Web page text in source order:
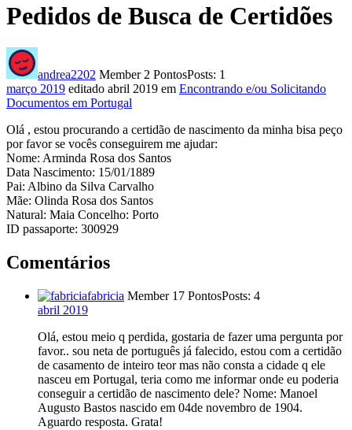
Pedidos de Busca de Certidões
andrea2202 Member 2 PontosPosts: 1
março 2019 editado abril 2019 em Encontrando e/ou Solicitando
Documentos em Portugal
Olá , estou procurando a certidão de nascimento da minha bisa peço
por favor se vocês conseguirem me ajudar:
Nome: Arminda Rosa dos Santos
Data Nascimento: 15/01/1889
Pai: Albino da Silva Carvalho
Mãe: Olinda Rosa dos Santos
Natural: Maia Concelho: Porto
ID passaporte: 300929
Comentários
fabricia Member 17 PontosPosts: 4
abril 2019
Olá, estou meio q perdida, gostaria de fazer uma pergunta por
favor.. sou neta de português já falecido, estou com a certidão
de casamento de inteiro teor mas não consta a cidade q ele
nasceu em Portugal, teria como me informar onde eu poderia
conseguir a certidão de nascimento dele? Nome: Manoel
Augusto Bastos nascido em 04de novembro de 1904.
Aguardo resposta. Grata!